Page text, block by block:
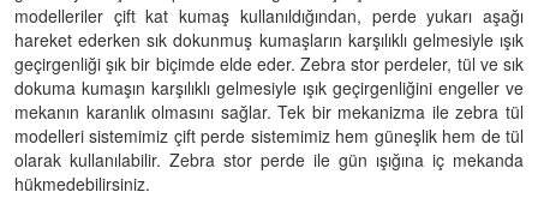
modelleriler çift kat kumaş kullanıldığından, perde yukarı aşağı
hareket ederken sık dokunmuş kumaşların karşılıklı gelmesiyle ışık
geçirgenliği şık bir biçimde elde eder. Zebra stor perdeler, tül ve sık
dokuma kumaşın karşılıklı gelmesiyle ışık geçirgenliğini engeller ve
mekanın karanlık olmasını sağlar. Tek bir mekanizma ile zebra tül
modelleri sistemimiz çift perde sistemimiz hem güneşlik hem de tül
olarak kullanılabilir. Zebra stor perde ile gün ışığına iç mekanda
hükmedebilirsiniz.